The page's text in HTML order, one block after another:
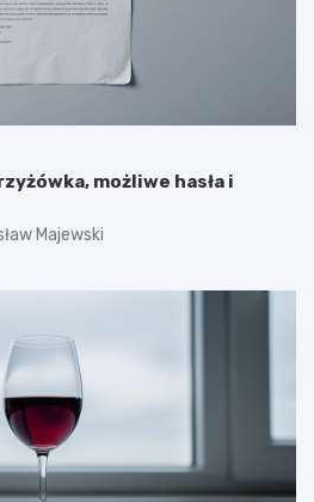
możliwe hasła i
Majewski